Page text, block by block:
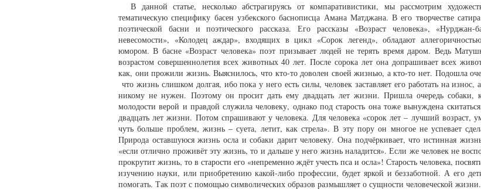
В данной статье, несколько абстрагируясь от компаративистики, мы рассмотрим
тематическую специфику басен узбекского баснописца Амана Матджана. В его творчестве
поэтической басни и поэтического рассказа. Его рассказы «Возраст человека»,
невесомости», «Колодец аждар», входящих в цикл «Сорок легенд», обладают
юмором. В басне «Возраст человека» поэт призывает людей не терять время даром. Ведь
возрастом совершеннолетия всех животных 40 лет. После сорока лет она допрашивает всех
как, они прожили жизнь. Выяснилось, что кто-то доволен своей жизнью, а кто-то нет. Подошла
что жизнь слишком долгая, ибо пока у него есть силы, человек заставляет его работать на износ,
никому не нужен. Поэтому он просит дать ему двадцать лет жизни. Пришла очередь собаки,
молодости верой и правдой служила человеку, однако под старость она тоже вынуждена
двадцать лет жизни. Потом спрашивают у человека. Для человека «сорок лет – лучший возраст,
чуть больше проблем, жизнь – суета, летит, как стрела». В эту пору он многое не успевает
Природа оставшуюся жизнь осла и собаки дарит человеку. Она подчёркивает, что истинная
«если отлично проживёт эту жизнь, то и дальше у него жизнь наладится». Если же человек не
прокрутит жизнь, то в старости его «непременно ждёт учесть пса и осла»! Старость человека,
изучению науки, или приобретению какой-либо профессии, будет яркой и беззаботной. А его
помогать. Так поэт с помощью символических образов размышляет о сущности человеческой жизни.